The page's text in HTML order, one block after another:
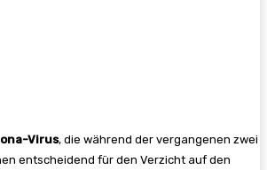
Virus, die während der vergangenen zwei
entscheidend für den Verzicht auf den